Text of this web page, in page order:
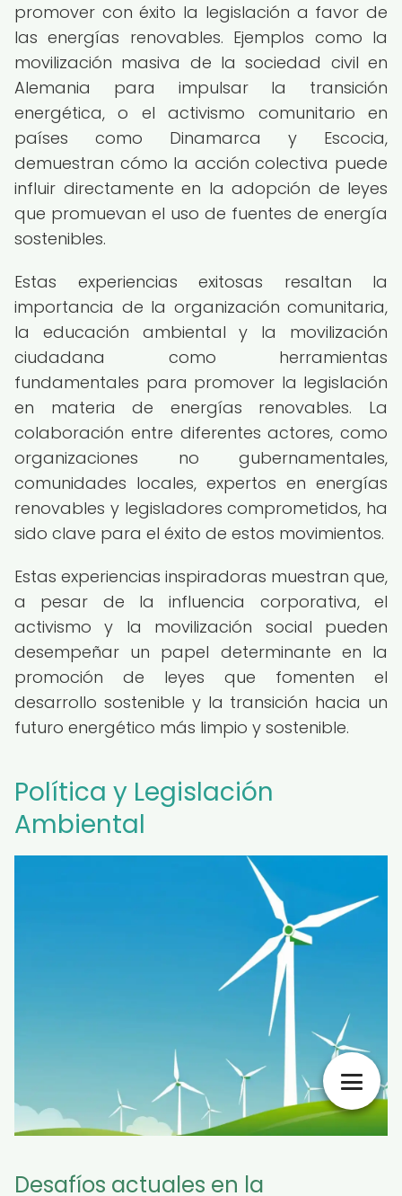
promover con éxito la legislación a favor de
las energías renovables. Ejemplos como la
movilización masiva de la sociedad civil en
Alemania para impulsar la transición
energética, o el activismo comunitario en
países como Dinamarca y Escocia,
demuestran cómo la acción colectiva puede
influir directamente en la adopción de leyes
que promuevan el uso de fuentes de energía
sostenibles.
Estas experiencias exitosas resaltan la
importancia de la organización comunitaria,
la educación ambiental y la movilización
ciudadana como herramientas
fundamentales para promover la legislación
en materia de energías renovables. La
colaboración entre diferentes actores, como
organizaciones no gubernamentales,
comunidades locales, expertos en energías
renovables y legisladores comprometidos, ha
sido clave para el éxito de estos movimientos.
Estas experiencias inspiradoras muestran que,
a pesar de la influencia corporativa, el
activismo y la movilización social pueden
desempeñar un papel determinante en la
promoción de leyes que fomenten el
desarrollo sostenible y la transición hacia un
futuro energético más limpio y sostenible.
Política y Legislación
Ambiental
Desafíos actuales en la